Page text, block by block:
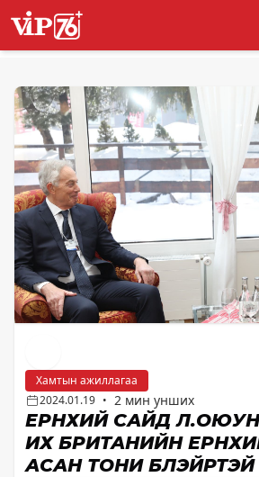
Хамтын ажиллагаа
2024.01.19 • 2 мин унших
ЕРӨНХИЙ САЙД
ИХ БРИТАНИЙН
АСАН ТОНИ